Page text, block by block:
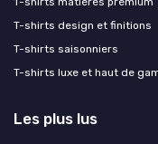
T-shirts design et finitions
T-shirts saisonniers
T-shirts luxe et haut de
Les plus lus